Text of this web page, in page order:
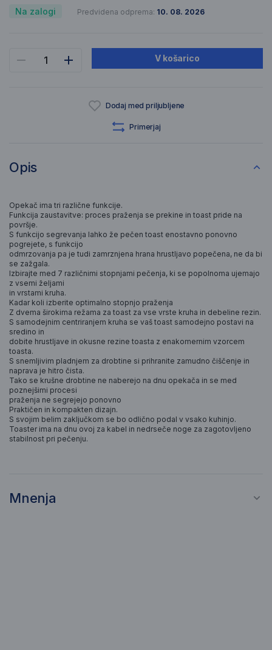
Na zalogi Predvidena odprema: 10. 08. 2026
V košarico
Dodaj med priljubljene
Primerjaj
Opis
Opekač ima tri različne funkcije.
Funkcija zaustavitve: proces praženja se prekine in toast pride na
površje.
S funkcijo segrevanja lahko že pečen toast enostavno ponovno
pogrejete, s funkcijo
odmrzovanja pa je tudi zamrznjena hrana hrustljavo popečena, ne da bi
se zažgala.
Izbirajte med 7 različnimi stopnjami pečenja, ki se popolnoma ujemajo
z vsemi željami
in vrstami kruha.
Kadar koli izberite optimalno stopnjo praženja
Z dvema širokima režama za toast za vse vrste kruha in debeline rezin.
S samodejnim centriranjem kruha se vaš toast samodejno postavi na
sredino in
dobite hrustljave in okusne rezine toasta z enakomernim vzorcem
toasta.
S snemljivim pladnjem za drobtine si prihranite zamudno čiščenje in
naprava je hitro čista.
Tako se krušne drobtine ne naberejo na dnu opekača in se med
poznejšimi procesi
praženja ne segrejejo ponovno
Praktičen in kompakten dizajn.
S svojim belim zaključkom se bo odlično podal v vsako kuhinjo.
Toaster ima na dnu ovoj za kabel in nedrseče noge za zagotovljeno
stabilnost pri pečenju.
Mnenja